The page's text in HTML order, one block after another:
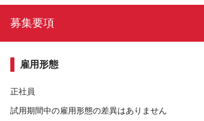
募集要項
雇用形態
正社員
試用期間中の雇用形態の差異はありません